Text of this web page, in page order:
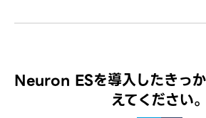
Neuron ESを導入したきっ
えてください。